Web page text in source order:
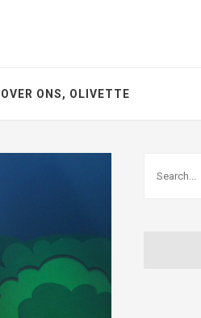
OVER ONS, OLIVETTE